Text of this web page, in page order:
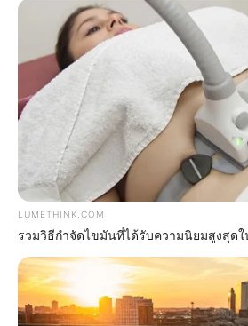
Kate Thought No One Noticed,
BUZZ DAY
She Chose To Remove The
Look At Her Now
BUZZ DAY
Man Teaches Lesson To Seat-
BUZZ DAY
LUMETHINK.COM
รวมวิธีกำจัดไขมันที่ได้รับความนิยมสูงสุดใ